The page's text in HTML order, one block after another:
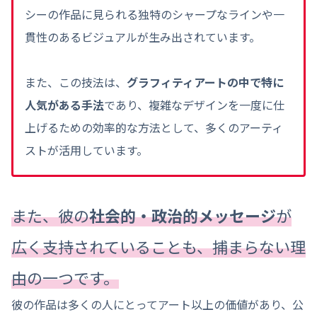
シーの作品に見られる独特のシャープなラインや一
貫性のあるビジュアルが生み出されています。
また、この技法は、 グラフィティアートの中で特に
人気がある手法であり、複雑なデザインを一度に仕
上げるための効率的な方法として、多くのアーティ
ストが活用しています。
また、彼の社会的・政治的メッセージが
広く支持されていることも、捕まらない理
由の一つです。
彼の作品は多くの人にとってアート以上の価値があり、公